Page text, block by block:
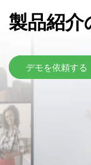
製品紹介
デモを依頼する